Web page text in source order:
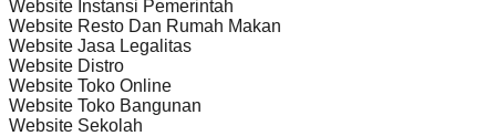
Website Instansi Pemerintah
Website Resto Dan Rumah Makan
Website Jasa Legalitas
Website Distro
Website Toko Online
Website Toko Bangunan
Website Sekolah